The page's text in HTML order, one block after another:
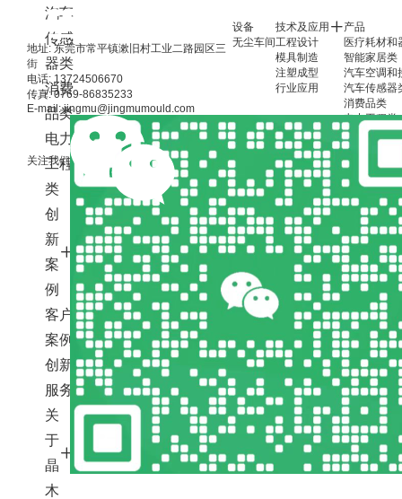
汽车
传感
器类
消费
品类
电力
工程
类
创
新
案
例
客户
案例
创新
服务
关
于
晶
木
地址: 东莞市常平镇漱旧村工业二路园区三
街
电话: 13724506670
传真: 0769-86835233
E-mail: jingmu@jingmumould.com
关注我们
设备
无尘车间
技术及应用
工程设计
模具制造
注塑成型
行业应用
产品
医疗耗材和
智能家居类
汽车空调和
汽车传感器
消费品类
电力工程类
联系我们
联系方式
在线留言
人才招聘
友情链接:
Copyright © 2024 东莞市晶木模具塑胶制品有限公司|粤ICP